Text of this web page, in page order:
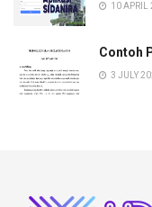
10 APRIL
Contoh
3 JULY